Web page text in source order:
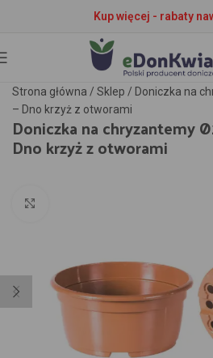
Kup więcej - rabaty
Strona główna / Sklep / Doniczka na
– Dno krzyż z otworami
Doniczka na chryzantemy
Dno krzyż z otworami